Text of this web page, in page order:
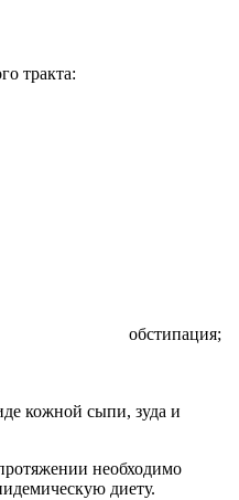
тракта:
обстипация;
кожной сыпи, зуда и
необходимо
диету.